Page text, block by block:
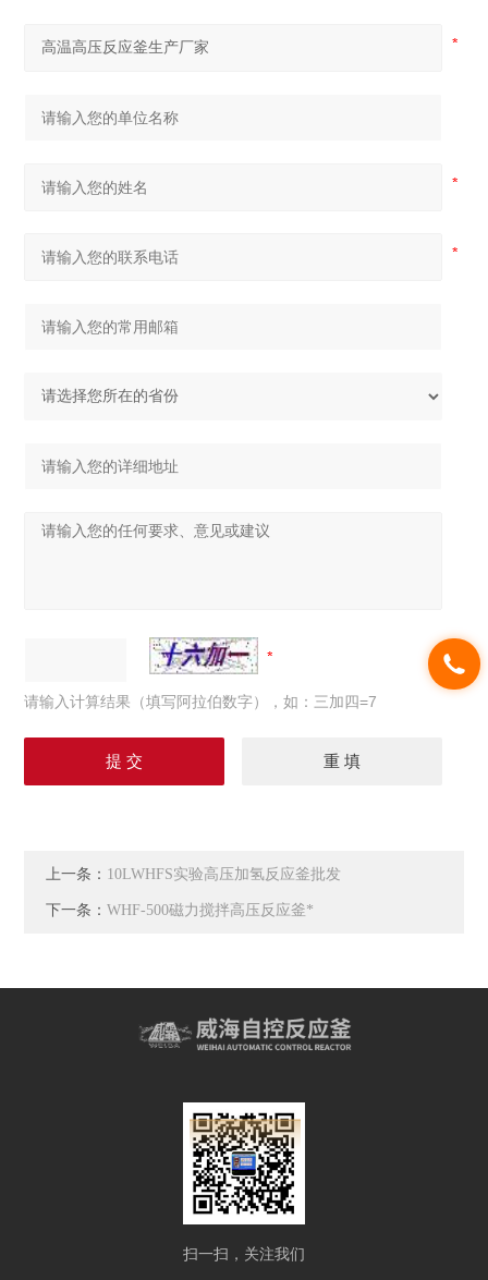
请输入计算结果（填写阿拉伯数字），如：三加四=7
上一条： 10LWHFS实验高压加氢反应釜批发
下一条：WHF-500磁力搅拌高压反应釜*
扫一扫，关注我们